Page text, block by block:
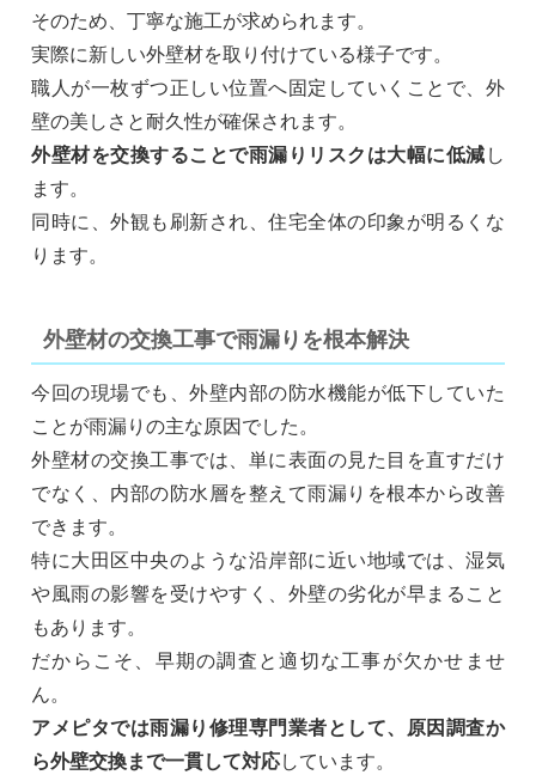
そのため、丁寧な施工が求められます。
実際に新しい外壁材を取り付けている様子です。
職人が一枚ずつ正しい位置へ固定していくことで、外
壁の美しさと耐久性が確保されます。
外壁材を交換することで雨漏りリスクは大幅に低減 し
ます。
同時に、外観も刷新され、住宅全体の印象が明るくな
ります。
外壁材の交換工事で雨漏りを根本解決
今回の現場でも、外壁内部の防水機能が低下していた
ことが雨漏りの主な原因でした。
外壁材の交換工事では、単に表面の見た目を直すだけ
でなく、内部の防水層を整えて雨漏りを根本から改善
できます。
特に大田区中央のような沿岸部に近い地域では、湿気
や風雨の影響を受けやすく、外壁の劣化が早まること
もあります。
だからこそ、早期の調査と適切な工事が欠かせませ
ん。
アメピタでは雨漏り修理専門業者として、原因調査か
ら外壁交換まで一貫して対応しています。